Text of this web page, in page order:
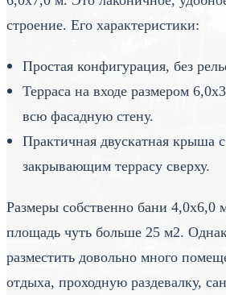
строение. Его характеристики:
Простая конфигурация, без
Терраса на входе размером
всю фасадную стену.
Практичная двускатная крыша
закрывающим террасу сверху.
Размеры собственно бани 4,0х6,0
площадь чуть больше 25 м2.
разместить довольно много
отдыха, проходную раздевалку,